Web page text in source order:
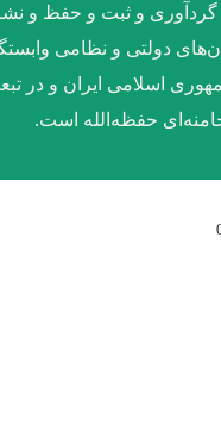
سبکبالان عرش در دی ماه سال 1385 با هدف
دولتی و نظامی
اسلامی ایران و در
حفظه‌الله است.